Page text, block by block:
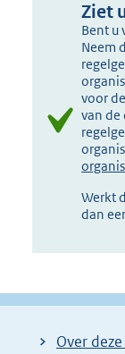
Ziet
Bent u
Neem
voor
van de
Werkt
dan
Over